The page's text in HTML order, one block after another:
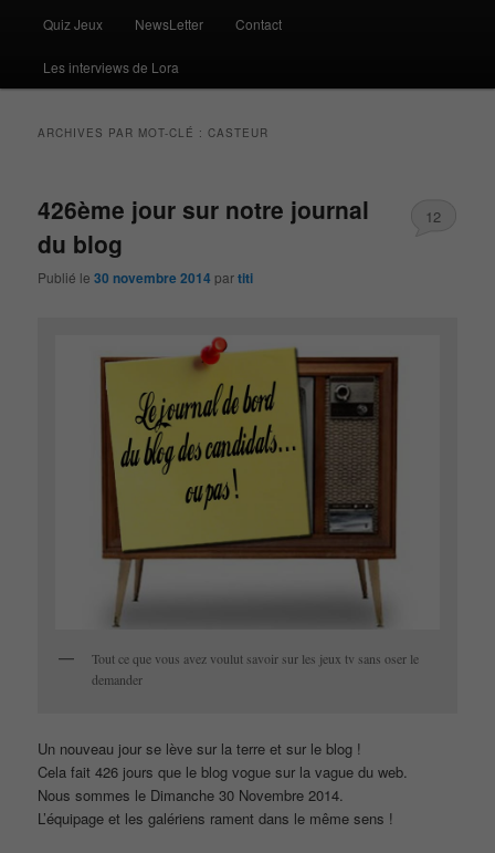
Quiz Jeux NewsLetter Contact
Les interviews de Lora
ARCHIVES PAR MOT-CLÉ :CASTEUR
426ème jour sur notre journal
du blog
Publié le30 novembre 2014 partiti
12
Tout ce que vous avez voulut savoir sur les jeux tv sans oser le
demander
Un nouveau jour se lève sur la terre et sur le blog !
Cela fait 426 jours que le blog vogue sur la vague du web.
Nous sommes le Dimanche 30 Novembre 2014.
L’équipage et les galériens rament dans le même sens !